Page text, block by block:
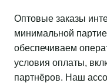
Оптовые заказы
минимальной
обеспечиваем
условия оплаты,
партнёров. Наш